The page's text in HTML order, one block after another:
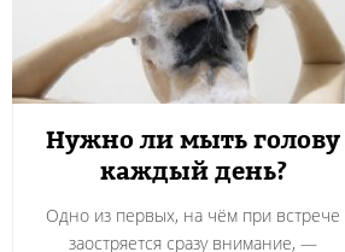
Нужно ли мыть голову
каждый день?
Одно из первых, на чём при встрече
заостряется сразу внимание, —